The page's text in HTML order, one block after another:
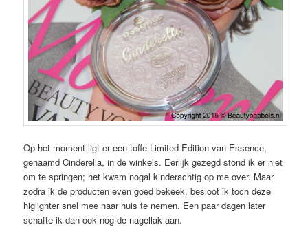
Op het moment ligt er een toffe Limited Edition van Essence,
genaamd Cinderella, in de winkels. Eerlijk gezegd stond ik er niet
om te springen; het kwam nogal kinderachtig op me over. Maar
zodra ik de producten even goed bekeek, besloot ik toch deze
higlighter snel mee naar huis te nemen. Een paar dagen later
schafte ik dan ook nog de nagellak aan.